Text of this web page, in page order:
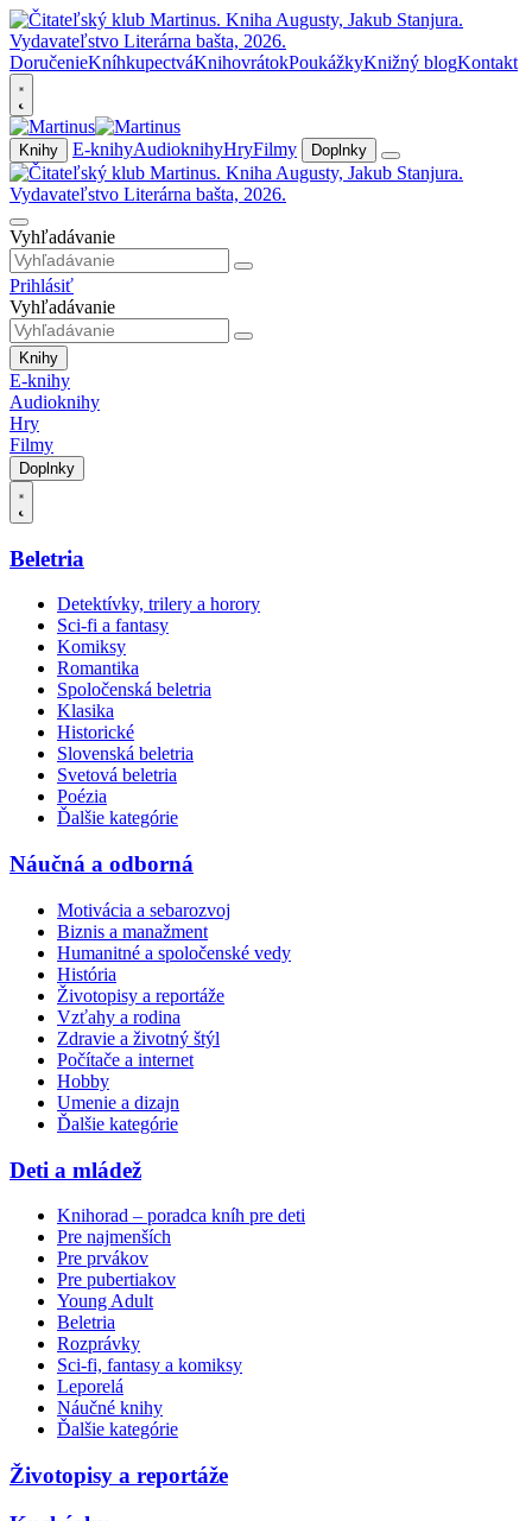
DoručenieKníhkupectváKnihovrátokPoukážkyKnižný blogKontakt
Knihy E-knihyAudioknihyHryFilmy Doplnky
Vyhľadávanie
Prihlásiť
Vyhľadávanie
Knihy
E-knihy
Audioknihy
Hry
Filmy
Doplnky
Beletria
Detektívky, trilery a horory
Sci-fi a fantasy
Komiksy
Romantika
Spoločenská beletria
Klasika
Historické
Slovenská beletria
Svetová beletria
Poézia
Ďalšie kategórie
Náučná a odborná
Motivácia a sebarozvoj
Biznis a manažment
Humanitné a spoločenské vedy
História
Životopisy a reportáže
Vzťahy a rodina
Zdravie a životný štýl
Počítače a internet
Hobby
Umenie a dizajn
Ďalšie kategórie
Deti a mládež
Knihorad – poradca kníh pre deti
Pre najmenších
Pre prvákov
Pre pubertiakov
Young Adult
Beletria
Rozprávky
Sci-fi, fantasy a komiksy
Leporelá
Náučné knihy
Ďalšie kategórie
Životopisy a reportáže